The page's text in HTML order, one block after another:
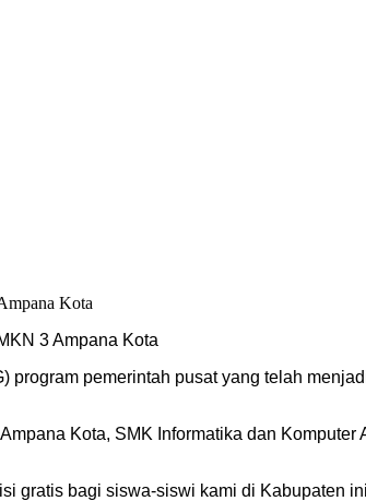
3 Ampana Kota
pemerintah pusat yang telah
Kota, SMK Informatika dan Komputer
gratis bagi siswa-siswi kami di Kabupaten